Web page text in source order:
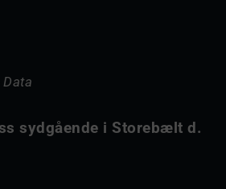
sydgående i Storebælt d.